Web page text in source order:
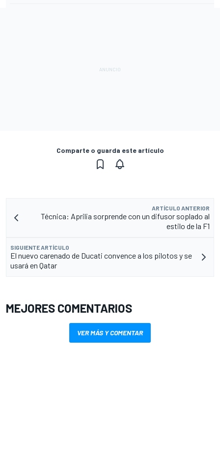
Comparte o guarda este artículo
ARTÍCULO ANTERIOR
Técnica: Aprilia sorprende con un difusor soplado al
estilo de la F1
SIGUIENTE ARTÍCULO
El nuevo carenado de Ducati convence a los pilotos y se
usará en Qatar
MEJORES COMENTARIOS
VER MÁS Y COMENTAR